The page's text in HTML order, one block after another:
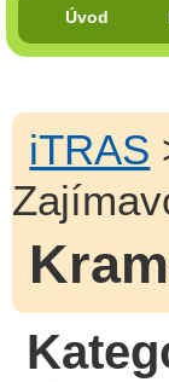
Úvod
iTRAS